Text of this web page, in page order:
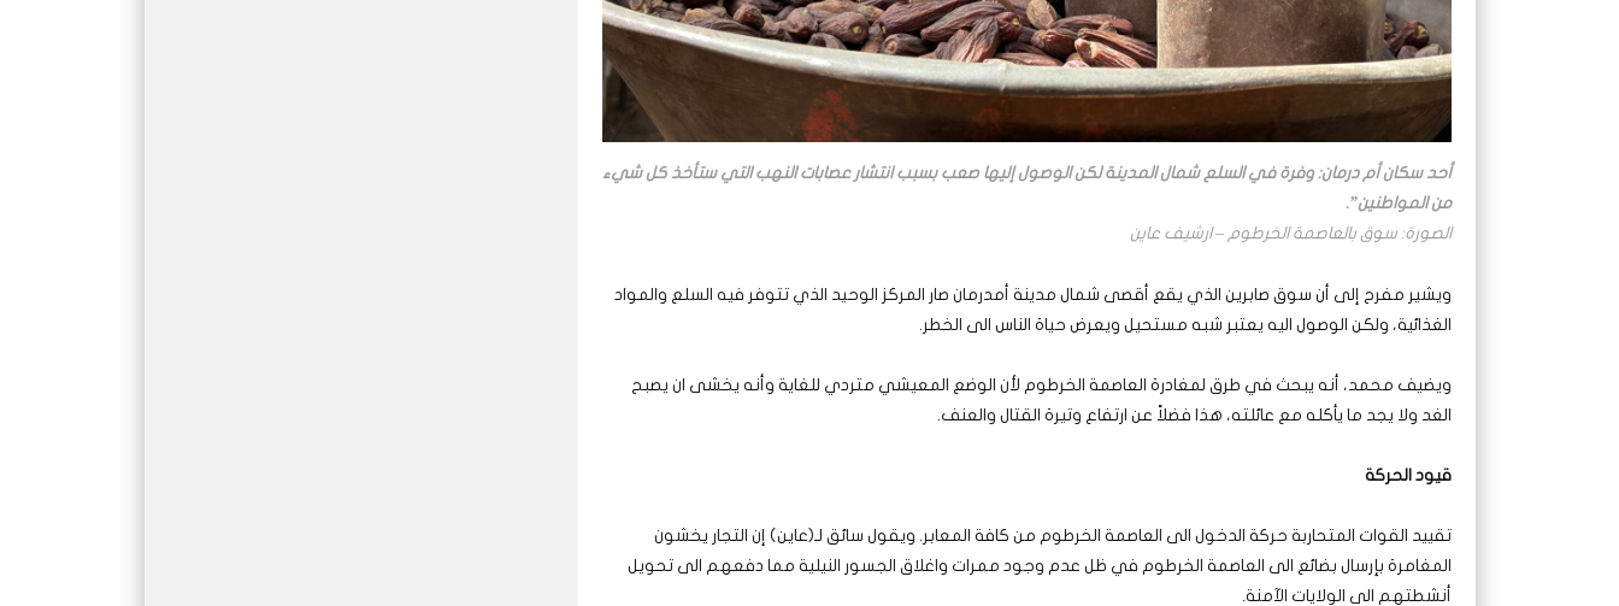
أحد سكان أم درمان: وفرة في السلع شمال المدينة لكن الوصول إليها صعب بسبب انتشار عصابات النهب التي ستأخذ كل شيء
من المواطنين”.
الصورة: سوق بالعاصمة الخرطوم – ارشيف عاين
ويشير مفرح إلى أن سوق صابرين الذي يقع أقصى شمال مدينة أمدرمان صار المركز الوحيد الذي تتوفر فيه السلع والمواد
الغذائية، ولكن الوصول اليه يعتبر شبه مستحيل ويعرض حياة الناس الى الخطر.
ويضيف محمد، أنه يبحث في طرق لمغادرة العاصمة الخرطوم لأن الوضع المعيشي متردي للغاية وأنه يخشى ان يصبح
الغد ولا يجد ما يأكله مع عائلته، هذا فضلاً عن ارتفاع وتيرة القتال والعنف.
قيود الحركة
تقييد القوات المتحاربة حركة الدخول الى العاصمة الخرطوم من كافة المعابر. ويقول سائق لـ(عاين) إن التجار يخشون
المغامرة بإرسال بضائع الى العاصمة الخرطوم في ظل عدم وجود ممرات واغلاق الجسور النيلية مما دفعهم الى تحويل
أنشطتهم الى الولايات الآمنة.